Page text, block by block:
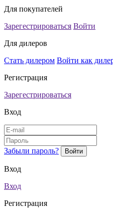
Для покупателей
Зарегестрироваться Войти
Для дилеров
Стать дилером Войти как
Регистрация
Зарегестрироваться
Вход
Забыли пароль?
Вход
Вход
Регистрация